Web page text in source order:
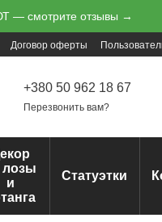
смотрите отзывы →
Договор оферты
+380 50 962 18 67
Перезвонить вам?
лозы
и
Статуэтки